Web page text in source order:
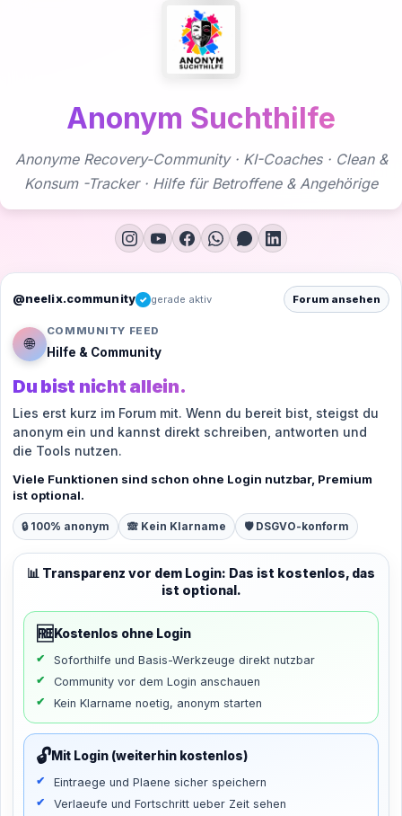
Anonym Suchthilfe
Anonyme Recovery-Community · KI-Coaches · Clean &
Konsum -Tracker · Hilfe für Betroffene & Angehörige
@neelix.community ✓ gerade aktiv Forum ansehen
🌐
COMMUNITY FEED
Hilfe & Community
Du bist nicht allein.
Lies erst kurz im Forum mit. Wenn du bereit bist, steigst du
anonym ein und kannst direkt schreiben, antworten und
die Tools nutzen.
Viele Funktionen sind schon ohne Login nutzbar, Premium
ist optional.
🔒 100% anonym 🙈 Kein Klarname 🛡️ DSGVO-konform
📊 Transparenz vor dem Login: Das ist kostenlos, das
ist optional.
🆓 Kostenlos ohne Login
Soforthilfe und Basis-Werkzeuge direkt nutzbar
Community vor dem Login anschauen
Kein Klarname noetig, anonym starten
🔓Mit Login (weiterhin kostenlos)
Eintraege und Plaene sicher speichern
Verlaeufe und Fortschritt ueber Zeit sehen